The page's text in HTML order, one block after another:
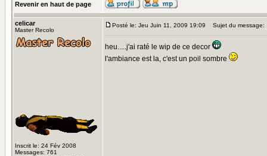
Revenir en haut de page
celicar
Master Recolo
Inscrit le: 24 Fév 2008
Messages: 761
Posté le: Jeu Juin 11, 2009 19:09 Sujet du message:
heu.....j'ai raté le wip de ce decor
l'ambiance est la, c'est un poil sombre